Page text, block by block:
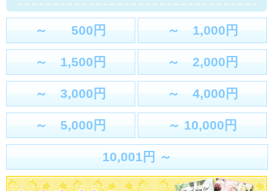
～ 500円 ～ 1,000円
～ 1,500円 ～ 2,000円
～ 3,000円 ～ 4,000円
～ 5,000円 ～ 10,000円
10,001円 ～